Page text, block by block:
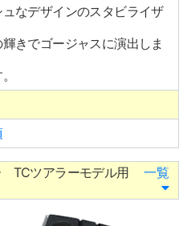
なデザインのスタビライザ
きでゴージャスに演出しま
TCツアラーモデル用
一覧